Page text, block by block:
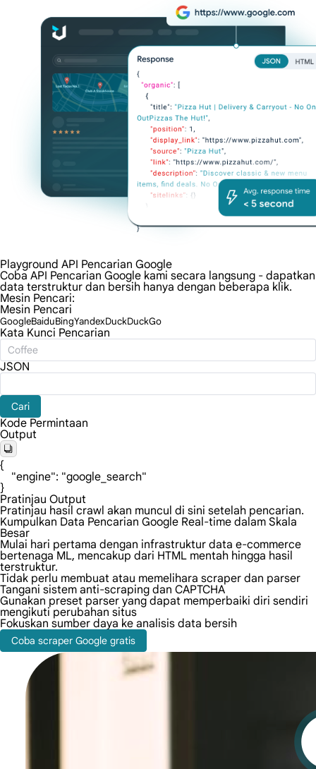
Playground API Pencarian Google
Coba API Pencarian Google kami secara langsung - dapatkan
data terstruktur dan bersih hanya dengan beberapa klik.
Mesin Pencari:
Mesin Pencari
GoogleBaiduBingYandexDuckDuckGo
Kata Kunci Pencarian
JSON
Cari
Kode Permintaan
Output
{
    "engine": "google_search"
}
Pratinjau Output
Pratinjau hasil crawl akan muncul di sini setelah pencarian.
Kumpulkan Data Pencarian Google Real-time dalam Skala
Besar
Mulai hari pertama dengan infrastruktur data e-commerce
bertenaga ML, mencakup dari HTML mentah hingga hasil
terstruktur.
Tidak perlu membuat atau memelihara scraper dan parser
Tangani sistem anti-scraping dan CAPTCHA
Gunakan preset parser yang dapat memperbaiki diri sendiri
mengikuti perubahan situs
Fokuskan sumber daya ke analisis data bersih
Coba scraper Google gratis